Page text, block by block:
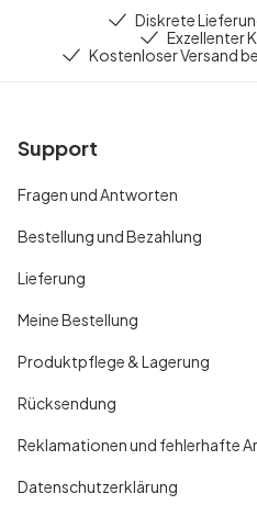
Diskrete
Exzellenter
Kostenloser Versand
Support
Fragen und Antworten
Bestellung und Bezahlung
Lieferung
Meine Bestellung
Produktpflege & Lagerung
Rücksendung
Reklamationen und fehlerhafte
Datenschutzerklärung